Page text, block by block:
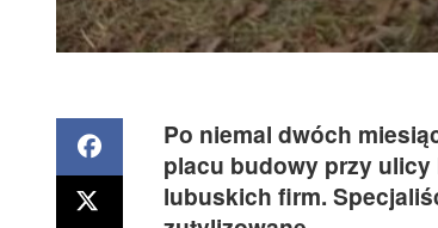
Po niemal dwóch
placu budowy przy ulicy
lubuskich firm.